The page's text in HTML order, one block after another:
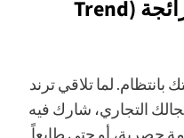
مخاطبة القضايا الرائجة (Trend
لما تلاقي ترند
التجاري، شارك فيه
حصرية، أو حتى طابعاً